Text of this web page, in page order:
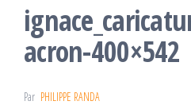
acron-400×542
Par PHILIPPE RANDA